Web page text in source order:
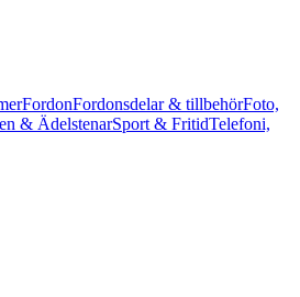
FordonFordonsdelar & tillbehörFoto,
& ÄdelstenarSport & FritidTelefoni,